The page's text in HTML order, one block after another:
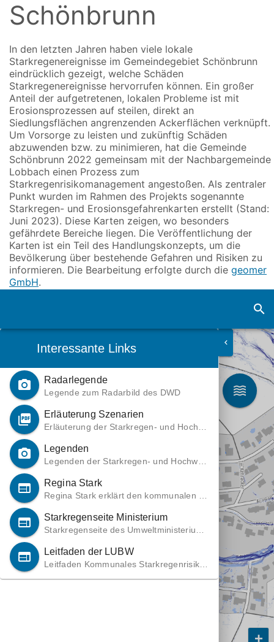
Zum
Inhalt
Schönbrunn
In den letzten Jahren haben viele lokale
Starkregenereignisse im Gemeindegebiet Schönbrunn
eindrücklich gezeigt, welche Schäden
Starkregenereignisse hervorrufen können. Ein großer
Anteil der aufgetretenen, lokalen Probleme ist mit
Erosionsprozessen auf steilen, direkt an
Siedlungsflächen angrenzenden Ackerflächen verknüpft.
Um Vorsorge zu leisten und zukünftig Schäden
abzuwenden bzw. zu minimieren, hat die Gemeinde
Schönbrunn 2022 gemeinsam mit der Nachbargemeinde
Lobbach einen Prozess zum
Starkregenrisikomanagement angestoßen. Als zentraler
Punkt wurden im Rahmen des Projekts sogenannte
Starkregen- und Erosionsgefahrenkarten erstellt (Stand:
Juni 2023). Diese Karten zeigen, wo besonders
gefährdete Bereiche liegen. Die Veröffentlichung der
Karten ist ein Teil des Handlungskonzepts, um die
Bevölkerung über bestehende Gefahren und Risiken zu
informieren. Die Bearbeitung erfolgte durch die geomer
GmbH.